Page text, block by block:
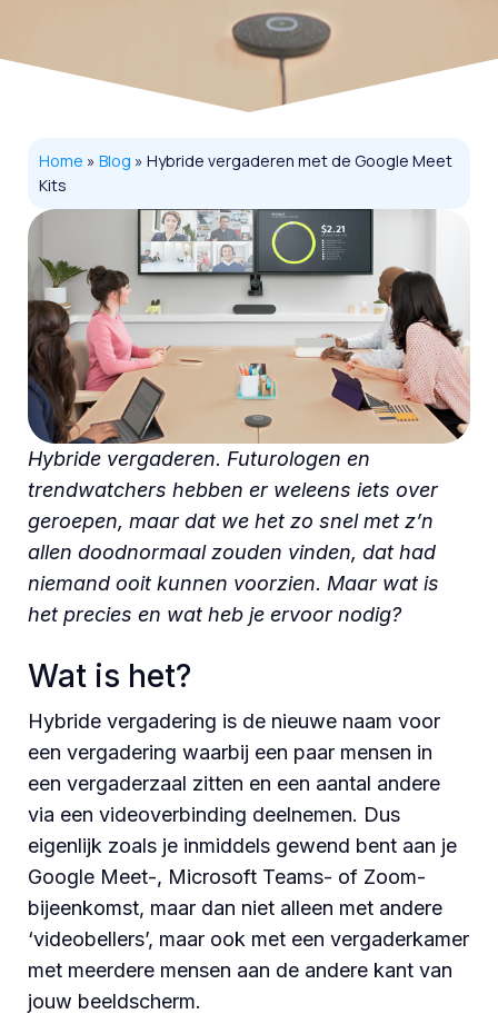
Home » Blog » Hybride vergaderen met de Google Meet
Kits
Hybride vergaderen. Futurologen en
trendwatchers hebben er weleens iets over
geroepen, maar dat we het zo snel met z’n
allen doodnormaal zouden vinden, dat had
niemand ooit kunnen voorzien. Maar wat is
het precies en wat heb je ervoor nodig?
Wat is het?
Hybride vergadering is de nieuwe naam voor
een vergadering waarbij een paar mensen in
een vergaderzaal zitten en een aantal andere
via een videoverbinding deelnemen. Dus
eigenlijk zoals je inmiddels gewend bent aan je
Google Meet-, Microsoft Teams- of Zoom-
bijeenkomst, maar dan niet alleen met andere
‘videobellers’, maar ook met een vergaderkamer
met meerdere mensen aan de andere kant van
jouw beeldscherm.